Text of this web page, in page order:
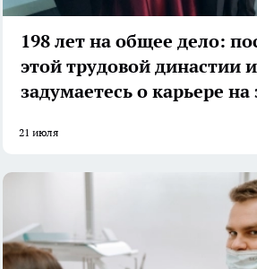
198 лет на общее дело:
этой трудовой династии
задумаетесь о карьере на
21 июля